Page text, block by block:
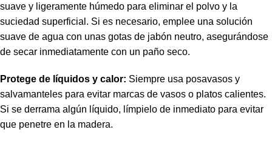
suave y ligeramente húmedo para eliminar el polvo y la
suciedad superficial. Si es necesario, emplee una solución
suave de agua con unas gotas de jabón neutro, asegurándose
de secar inmediatamente con un paño seco.
Protege de líquidos y calor: Siempre usa posavasos y
salvamanteles para evitar marcas de vasos o platos calientes.
Si se derrama algún líquido, límpielo de inmediato para evitar
que penetre en la madera.